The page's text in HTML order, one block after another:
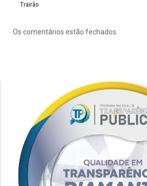
Trairão
Os comentários estão fechados.